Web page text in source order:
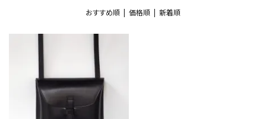
おすすめ順 | 価格順 | 新着順